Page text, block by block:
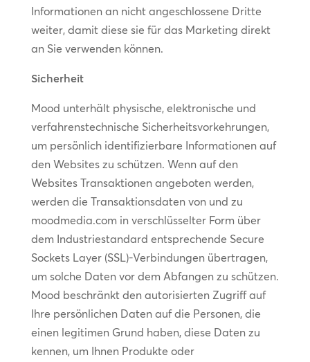
Informationen an nicht angeschlossene Dritte
weiter, damit diese sie für das Marketing direkt
an Sie verwenden können.
Sicherheit
Mood unterhält physische, elektronische und
verfahrenstechnische Sicherheitsvorkehrungen,
um persönlich identifizierbare Informationen auf
den Websites zu schützen. Wenn auf den
Websites Transaktionen angeboten werden,
werden die Transaktionsdaten von und zu
moodmedia.com in verschlüsselter Form über
dem Industriestandard entsprechende Secure
Sockets Layer (SSL)-Verbindungen übertragen,
um solche Daten vor dem Abfangen zu schützen.
Mood beschränkt den autorisierten Zugriff auf
Ihre persönlichen Daten auf die Personen, die
einen legitimen Grund haben, diese Daten zu
kennen, um Ihnen Produkte oder